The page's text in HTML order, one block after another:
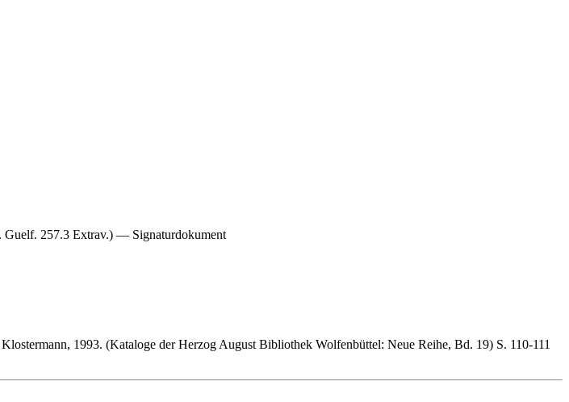
Guelf. 257.3 Extrav.) — Signaturdokument
1993. (Kataloge der Herzog August Bibliothek Wolfenbüttel: Neue Reihe, Bd. 19) S. 110-111